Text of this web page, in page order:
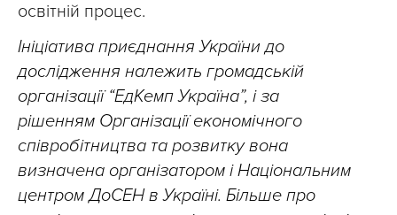
освітній процес.
Ініціатива приєднання України до
дослідження належить громадській
організації “ЕдКемп Україна”, і за
рішенням Організації економічного
співробітництва та розвитку вона
визначена організатором і Національним
центром ДоСЕН в Україні. Більше про